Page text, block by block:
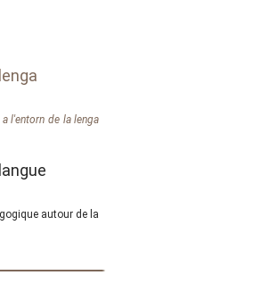
l'entorn de la lenga
autour de la